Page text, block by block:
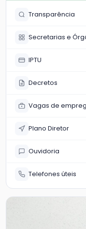
Transparência
Secretarias e
IPTU
Decretos
Vagas de
Plano Diretor
Ouvidoria
Telefones úteis